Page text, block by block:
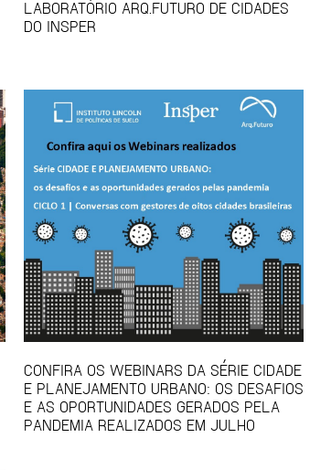
LABORATÓRIO ARQ.FUTURO DE CIDADES
DO INSPER
CONFIRA OS WEBINARS DA SÉRIE CIDADE
E PLANEJAMENTO URBANO: OS DESAFIOS
E AS OPORTUNIDADES GERADOS PELA
PANDEMIA REALIZADOS EM JULHO